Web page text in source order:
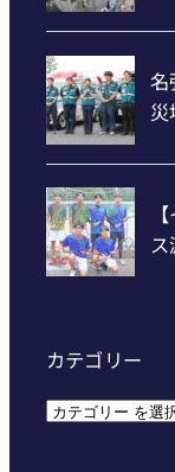
カテゴリー
カ